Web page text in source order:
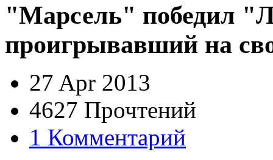
"Марсель" победил
проигрывавший на
27 Apr 2013
4627 Прочтений
1 Комментарий